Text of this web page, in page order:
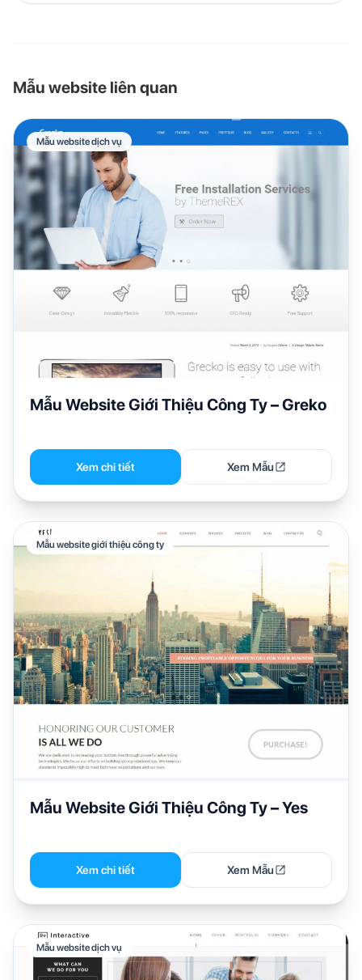
Mẫu website liên quan
Mẫu website dịch vụ
Mẫu Website Giới Thiệu Công Ty – Greko
Xem chi tiết Xem Mẫu
Mẫu website giới thiệu công ty
Mẫu Website Giới Thiệu Công Ty – Yes
Xem chi tiết Xem Mẫu
Mẫu website dịch vụ